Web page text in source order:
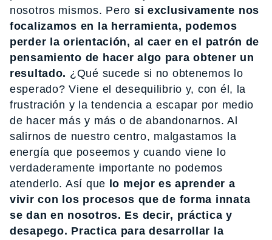
nosotros mismos. Pero si exclusivamente nos
focalizamos en la herramienta, podemos
perder la orientación, al caer en el patrón de
pensamiento de hacer algo para obtener un
resultado. ¿Qué sucede si no obtenemos lo
esperado? Viene el desequilibrio y, con él, la
frustración y la tendencia a escapar por medio
de hacer más y más o de abandonarnos. Al
salirnos de nuestro centro, malgastamos la
energía que poseemos y cuando viene lo
verdaderamente importante no podemos
atenderlo. Así que lo mejor es aprender a
vivir con los procesos que de forma innata
se dan en nosotros. Es decir, práctica y
desapego. Practica para desarrollar la